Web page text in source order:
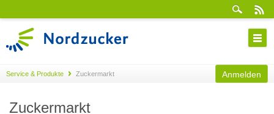
Service & Produkte Zuckermarkt Anmelden
Zuckermarkt